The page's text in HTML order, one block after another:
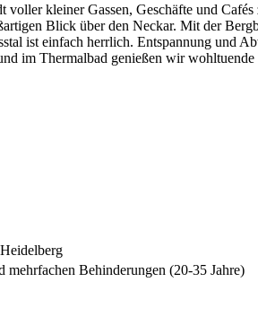
kleiner Gassen, Geschäfte und
Blick über den Neckar. Mit der
ist einfach herrlich. Entspannung und
im Thermalbad genießen wir
mehrfachen Behinderungen (20-35 Jahre)